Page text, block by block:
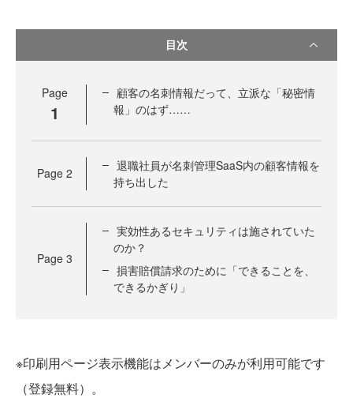
目次
Page
1
顧客の名刺情報だって、立派な「秘密情
報」のはず……
Page 2
退職社員が名刺管理SaaS内の顧客情報を
持ち出した
Page 3
実効性あるセキュリティは施されていた
のか？
損害賠償請求のために「できることを、
できるかぎり」
※印刷用ページ表示機能はメンバーのみが利用可能です
（登録無料）。